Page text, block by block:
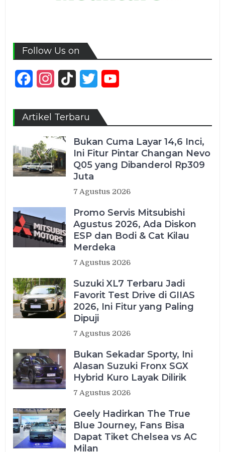
Follow Us on
FacebookInstagram
TikTok Twitter
Artikel Terbaru
Bukan Cuma Layar 14,6 Inci,
Ini Fitur Pintar Changan Nevo
Q05 yang Dibanderol Rp309
Juta
7 Agustus 2026
Promo Servis Mitsubishi
Agustus 2026, Ada Diskon
ESP dan Bodi & Cat Kilau
Merdeka
7 Agustus 2026
Suzuki XL7 Terbaru Jadi
Favorit Test Drive di GIIAS
2026, Ini Fitur yang Paling
Dipuji
7 Agustus 2026
Bukan Sekadar Sporty, Ini
Alasan Suzuki Fronx SGX
Hybrid Kuro Layak Dilirik
7 Agustus 2026
Geely Hadirkan The True
Blue Journey, Fans Bisa
Dapat Tiket Chelsea vs AC
Milan